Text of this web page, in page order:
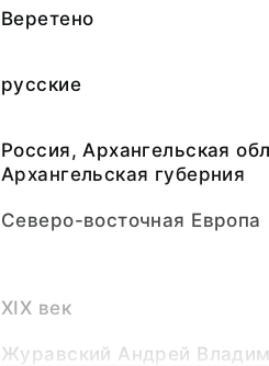
Веретено
русские
Россия, Архангельская
Архангельская губерния
Северо-восточная Европа
XIX век
Журавский Андрей